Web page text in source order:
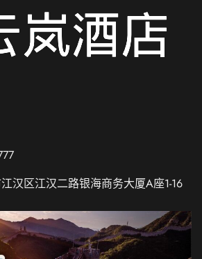
汉区江汉二路银海商务大厦A座1-16